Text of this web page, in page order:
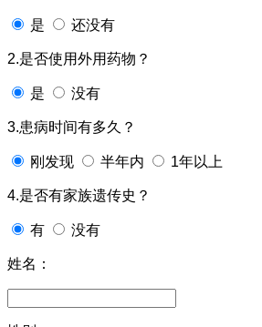
是 还没有
2.是否使用外用药物？
是 没有
3.患病时间有多久？
刚发现 半年内 1年以上
4.是否有家族遗传史？
有 没有
姓名：